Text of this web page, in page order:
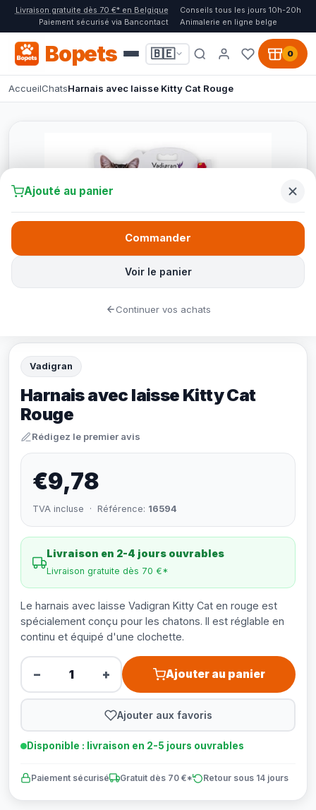
Livraison gratuite dès 70 €* en Belgique
Conseils tous les jours 10h-20h
Paiement sécurisé via Bancontact
Animalerie en ligne belge
Bopets 🇧🇪 0
AccueilChatsHarnais avec laisse Kitty Cat Rouge
Vadigran
Harnais avec laisse Kitty Cat
Rouge
Rédigez le premier avis
€9,78
TVA incluse · Référence: 16594
Livraison en 2-4 jours ouvrables
Livraison gratuite dès 70 €*
Le harnais avec laisse Vadigran Kitty Cat en rouge est
spécialement conçu pour les chatons. Il est réglable en
continu et équipé d'une clochette.
− + Ajouter au panier
Ajouter aux favoris
Disponible : livraison en 2-5 jours ouvrables
Paiement sécurisé Gratuit dès 70 €* Retour sous 14 jours
Ajouté au panier
Voir le panier
Commander
Continuer vos achats